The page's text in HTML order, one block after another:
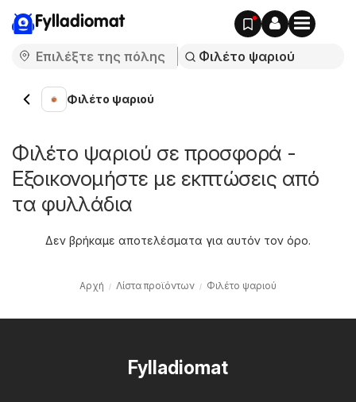
Fylladiomat
Φιλέτο ψαριού
Φιλέτο ψαριού σε προσφορά -
Εξοικονομήστε με εκπτώσεις από
τα φυλλάδια
Δεν βρήκαμε αποτελέσματα για αυτόν τον όρο.
Αρχή Λίστα προϊόντων Φιλέτο ψαριού
Fylladiomat